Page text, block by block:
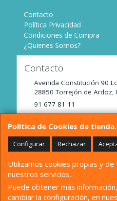
Política de Cookies de
Configurar Rechazar
Utilizamos cookies propias y
nuestros servicios.
Puede obtener más
cambiar la configuración, en
Contacto
Política Privacidad
Condiciones de Compra
¿Quienes Somos?
Contacto
Avenida Constitución 90
28850 Torrejón de Ardoz,
91 677 81 11
tienda@incomaz.com
Horario
De Lunes a Viernes de 9:00 a